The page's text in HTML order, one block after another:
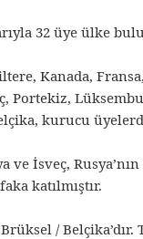
32 üye ülke
Kanada,
Portekiz,
kurucu
ve İsveç, Rusya’nın
katılmıştır.
/ Belçika’dır.